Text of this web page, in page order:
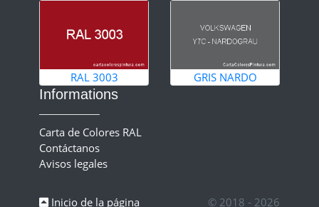
RAL 3003 GRIS NARDO
Informations
Carta de Colores RAL
Contáctanos
Avisos legales
Inicio de la página © 2018 - 2026